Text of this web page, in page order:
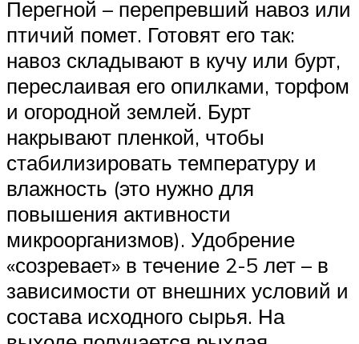
Перегной – перепревший навоз или
птичий помет. Готовят его так:
навоз складывают в кучу или бурт,
переслаивая его опилками, торфом
и огородной землей. Бурт
накрывают пленкой, чтобы
стабилизировать температуру и
влажность (это нужно для
повышения активности
микроорганизмов). Удобрение
«созревает» в течение 2-5 лет – в
зависимости от внешних условий и
состава исходного сырья. На